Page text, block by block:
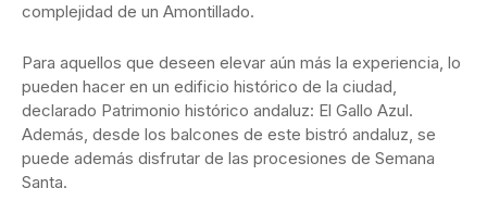
complejidad de un Amontillado.
Para aquellos que deseen elevar aún más la experiencia, lo
pueden hacer en un edificio histórico de la ciudad,
declarado Patrimonio histórico andaluz: El Gallo Azul.
Además, desde los balcones de este bistró andaluz, se
puede además disfrutar de las procesiones de Semana
Santa.